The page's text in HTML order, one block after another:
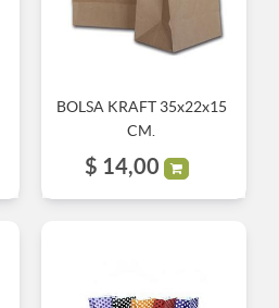
BOLSA KRAFT 35x22x15
CM.
$ 14,00